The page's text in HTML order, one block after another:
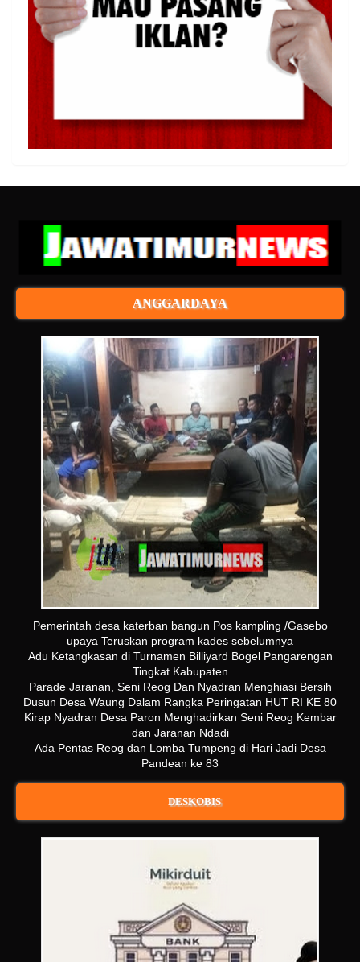
ANGGARDAYA
Pemerintah desa katerban bangun Pos kampling /Gasebo
upaya Teruskan program kades sebelumnya
Adu Ketangkasan di Turnamen Billiyard Bogel Pangarengan
Tingkat Kabupaten
Parade Jaranan, Seni Reog Dan Nyadran Menghiasi Bersih
Dusun Desa Waung Dalam Rangka Peringatan HUT RI KE 80
Kirap Nyadran Desa Paron Menghadirkan Seni Reog Kembar
dan Jaranan Ndadi
Ada Pentas Reog dan Lomba Tumpeng di Hari Jadi Desa
Pandean ke 83
DESKOBIS